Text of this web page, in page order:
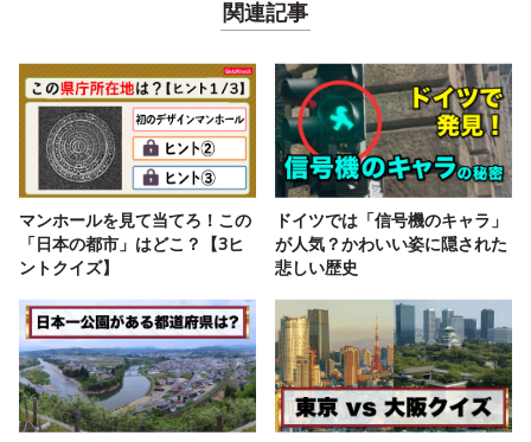
関連記事
マンホールを見て当てろ！この
「日本の都市」はどこ？【3ヒ
ントクイズ】
ドイツでは「信号機のキャラ」
が人気？かわいい姿に隠された
悲しい歴史